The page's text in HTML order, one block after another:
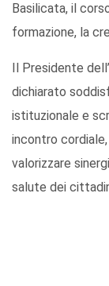
Basilicata, il
formazione, la
Il Presidente
dichiarato
istituzionale e
incontro
valorizzare
salute dei